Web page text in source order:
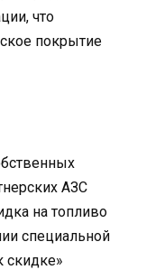
что
покрытие
АЗС
на топливо
специальной
скидке»